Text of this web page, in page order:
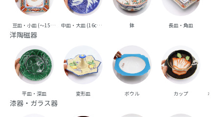
豆皿・小皿 (～15cm台) 中皿・大皿 (16cm台～) 鉢 長皿・角皿
洋陶磁器
平皿・深皿 変形皿 ボウル カップ ポッ
漆器・ガラス器